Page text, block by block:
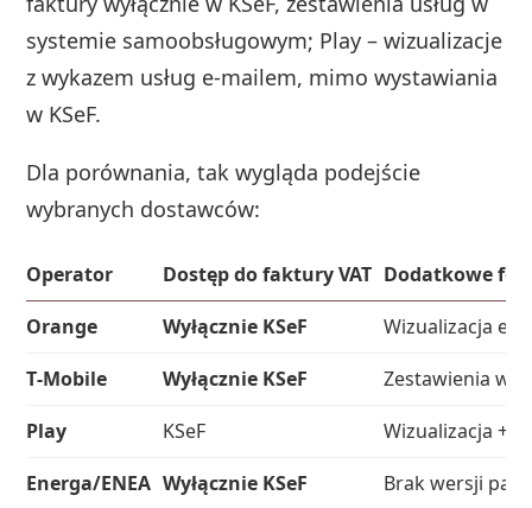
systemie samoobsługowym; Play – wizualizacje
z wykazem usług e‑mailem, mimo wystawiania
w KSeF.
Dla porównania, tak wygląda podejście
wybranych dostawców:
Operator Dostęp do faktury VAT Dodatkowe
Orange
Wyłącznie KSeF
Wizualizacja
T‑Mobile
Wyłącznie KSeF
Zestawienia w
Play
KSeF
Wizualizacja +
Energa/ENEA Wyłącznie KSeF Brak wersji